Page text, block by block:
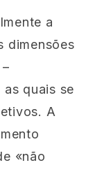
a
dimensões
quais se
A
«não